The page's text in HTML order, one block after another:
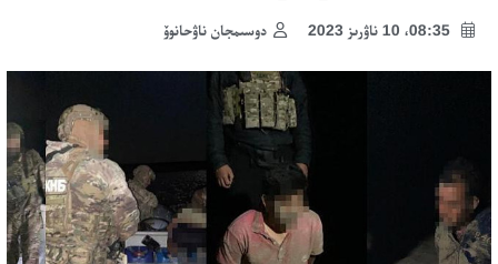
دوسىمجان ناۋحانوۆ